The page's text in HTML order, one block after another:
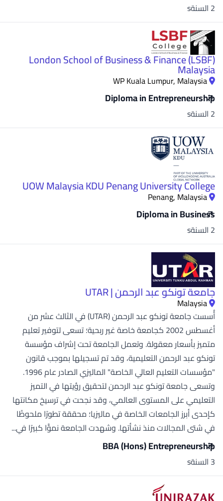
2 السنةs
London School of Business & Finance (LSBF)
Malaysia
WP Kuala Lumpur, Malaysia
Diploma in Entrepreneurship
2 السنةs
UOW Malaysia KDU Penang University College
Penang, Malaysia
Diploma in Business
2 السنةs
جامعة تونكو عبد الرحمن | UTAR
Malaysia
أُسست جامعة تونكو عبد الرحمن (UTAR) في الثالث عشر من
أغسطس 2002 كجامعة خاصة غير ربحية؛ تسعى لتوفير تعليم
متميز بأسعار معقولة. وتعمل الجامعة تحت إشراف مؤسسة
تونكو عبد الرحمن التعليمية، وقد تم تسجيلها بموجب قانون
"مؤسسات التعليم العالي الخاصة" الماليزي الصادر عام 1996.
وتسعى جامعة تونكو عبد الرحمن لتحقيق رؤيتها في التميز
التعليمي على المستوى العالمي، وقد نجحت في ترسيخ مكانتها
كإحدى أبرز الجامعات الخاصة في ماليزيا؛ محققة تطورًا ملحوظًا
في شتى المجالات منذ نشأتها. وشهدت الجامعة نموًّا كبيرًا في...
BBA (Hons) Entrepreneurship
3 السنةs